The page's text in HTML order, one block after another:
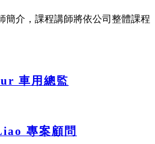
簡介，課程講師將依公司整體課程
車用總監
專案顧問